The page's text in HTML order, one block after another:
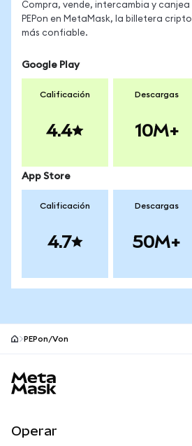
Compra, vende, intercambia y canjea
PEPon en MetaMask, la billetera cripto
más confiable.
Google Play
Calificación
4.4
Descargas
10M+
App Store
Calificación
4.7
Descargas
50M+
PEPon/Von
Operar